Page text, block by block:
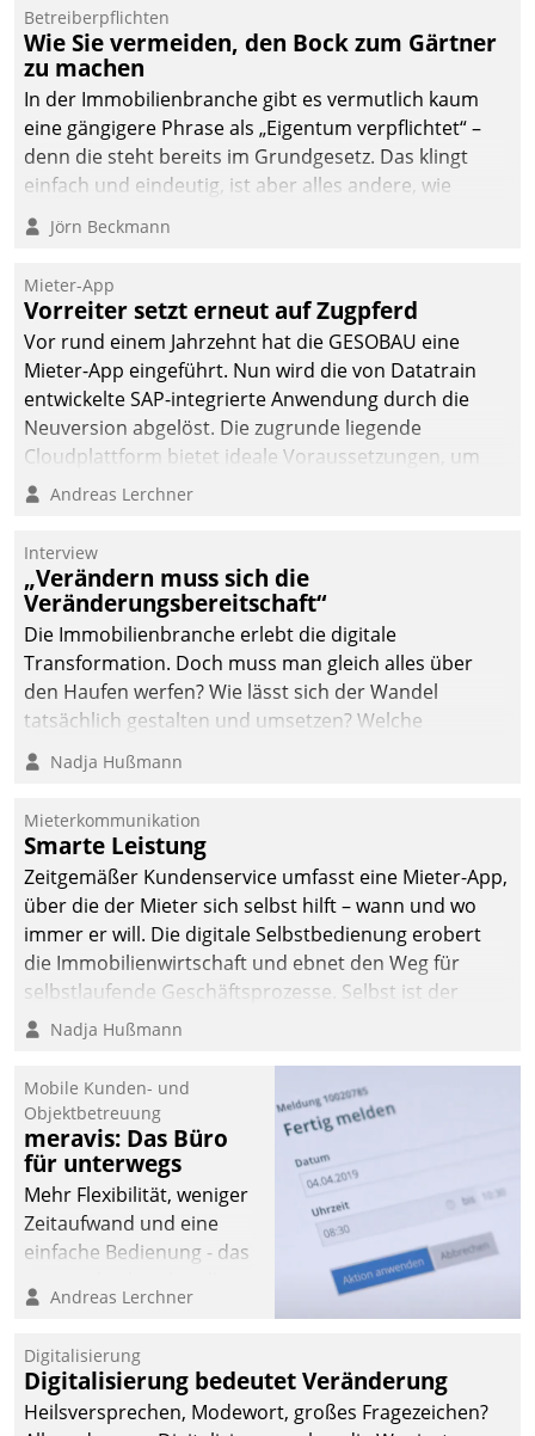
Betreiberpflichten
Wie Sie vermeiden, den Bock zum Gärtner
zu machen
In der Immobilienbranche gibt es vermutlich kaum
eine gängigere Phrase als „Eigentum verpflichtet“ –
denn die steht bereits im Grundgesetz. Das klingt
einfach und eindeutig, ist aber alles andere, wie
Branchenbeschäftigte wissen. Denn mit der
Verantwortung folgen Verpflichtungen.
Jörn Beckmann
Mieter-App
Vorreiter setzt erneut auf Zugpferd
Vor rund einem Jahrzehnt hat die GESOBAU eine
Mieter-App eingeführt. Nun wird die von Datatrain
entwickelte SAP-integrierte Anwendung durch die
Neuversion abgelöst. Die zugrunde liegende
Cloudplattform bietet ideale Voraussetzungen, um
die Funktionalität der App zu erweitern und weitere
integrieren.
Andreas Lerchner
Interview
„Verändern muss sich die
Veränderungsbereitschaft“
Die Immobilienbranche erlebt die digitale
Transformation. Doch muss man gleich alles über
den Haufen werfen? Wie lässt sich der Wandel
tatsächlich gestalten und umsetzen? Welche
Argumente zählen wirklich?
Nadja Hußmann
Mieterkommunikation
Smarte Leistung
Zeitgemäßer Kundenservice umfasst eine Mieter-App,
über die der Mieter sich selbst hilft – wann und wo
immer er will. Die digitale Selbstbedienung erobert
die Immobilienwirtschaft und ebnet den Weg für
selbstlaufende Geschäftsprozesse. Selbst ist der
Kunde und smart der Serviceanbieter.
Nadja Hußmann
Mobile Kunden- und
Objektbetreuung
meravis: Das Büro
für unterwegs
Mehr Flexibilität, weniger
Zeitaufwand und eine
einfache Bedienung - das
Cockpit für mobile
Datatrain. Die meravis
Wohnungsbau- und
Immobilien GmbH hat
Andreas Lerchner
Digitalisierung
Digitalisierung bedeutet Veränderung
Heilsversprechen, Modewort, großes Fragezeichen?